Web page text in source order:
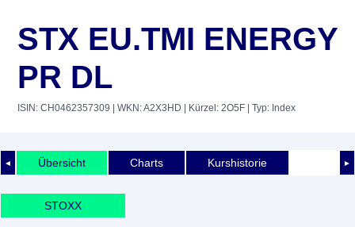
STX EU.TMI ENERGY
PR DL
ISIN: CH0462357309 | WKN: A2X3HD | Kürzel: 2O5F | Typ: Index
◄ ►
Übersicht Charts Kurshistorie
STOXX